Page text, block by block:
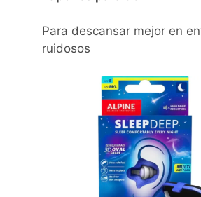
Para descansar mejor en
ruidosos